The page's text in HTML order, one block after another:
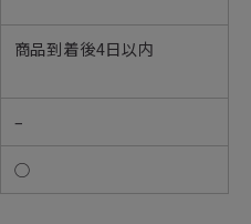
商品到着後4日以内
–
○